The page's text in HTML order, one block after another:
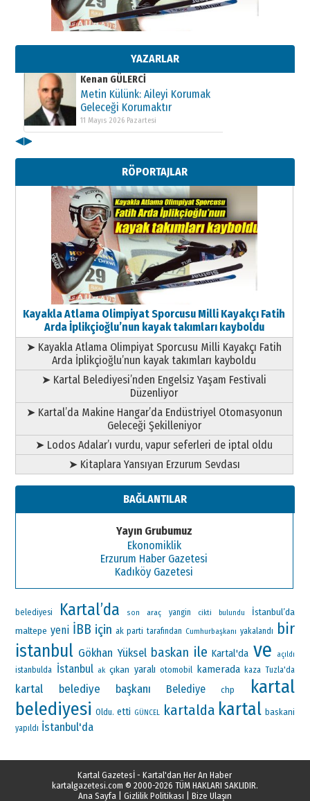
YAZARLAR
Kenan GÜLERCİ
Metin Külünk: Aileyi Korumak
Geleceği Korumaktır
11 Mayıs 2026 Pazartesi
Kenan GÜLERCİ
Metin Külünk: Aileyi Korumak
Geleceği Korumaktır
◀▶
RÖPORTAJLAR
Kayakla Atlama Olimpiyat Sporcusu Milli Kayakçı Fatih
Arda İplikçioğlu’nun kayak takımları kayboldu
➤ Kayakla Atlama Olimpiyat Sporcusu Milli Kayakçı Fatih
Arda İplikçioğlu’nun kayak takımları kayboldu
➤ Kartal Belediyesi’nden Engelsiz Yaşam Festivali
Düzenliyor
➤ Kartal’da Makine Hangar’da Endüstriyel Otomasyonun
Geleceği Şekilleniyor
➤ Lodos Adalar’ı vurdu, vapur seferleri de iptal oldu
➤ Kitaplara Yansıyan Erzurum Sevdası
BAĞLANTILAR
Yayın Grubumuz
Ekonomiklik
Erzurum Haber Gazetesi
Kadıköy Gazetesi
belediyesi Kartal’da son araç yangin cikti bulundu
İstanbul’da
maltepe yeni İBB için ak parti tarafından Cumhurbaşkanı yakalandı bir
istanbul Gökhan Yüksel baskan ile Kartal'da ve açıldı
istanbulda İstanbul ak çıkan yaralı otomobil kamerada kaza Tuzla'da
kartal belediye başkanı Belediye chp
kartal
belediyesi Oldu. etti GÜNCEL kartalda kartal baskani
yapıldı İstanbul'da
Kartal Gazetesİ - Kartal'dan Her An Haber
kartalgazetesi.com © 2000-2026 TÜM HAKLARI SAKLIDIR.
Ana Sayfa
Gizlilik Politikası
Bize Ulaşın